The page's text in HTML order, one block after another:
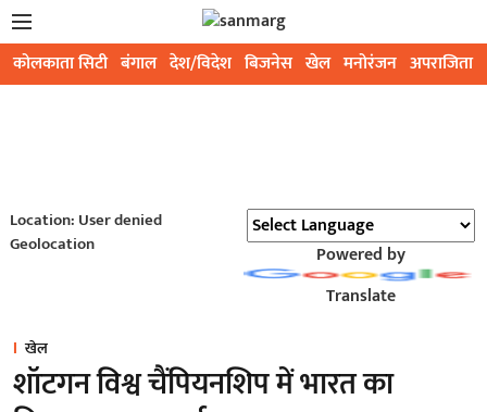
कोलकाता सिटी बंगाल देश/विदेश बिजनेस खेल मनोरंजन अपराजिता
Location: User denied
Geolocation
Powered by
Translate
खेल
शॉटगन विश्व चैंपियनशिप में भारत का